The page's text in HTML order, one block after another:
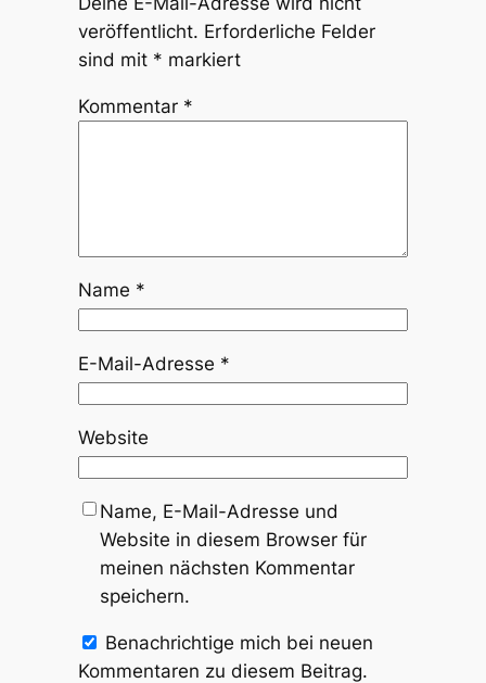
veröffentlicht. Erforderliche Felder
sind mit * markiert
Kommentar *
Name *
E-Mail-Adresse *
Website
Name, E-Mail-Adresse und
Website in diesem Browser für
meinen nächsten Kommentar
speichern.
Benachrichtige mich bei neuen
Kommentaren zu diesem Beitrag.